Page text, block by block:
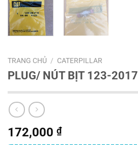
TRANG CHỦ / CATERPILLAR
PLUG/ NÚT BỊT 123-2017
172,000 ₫